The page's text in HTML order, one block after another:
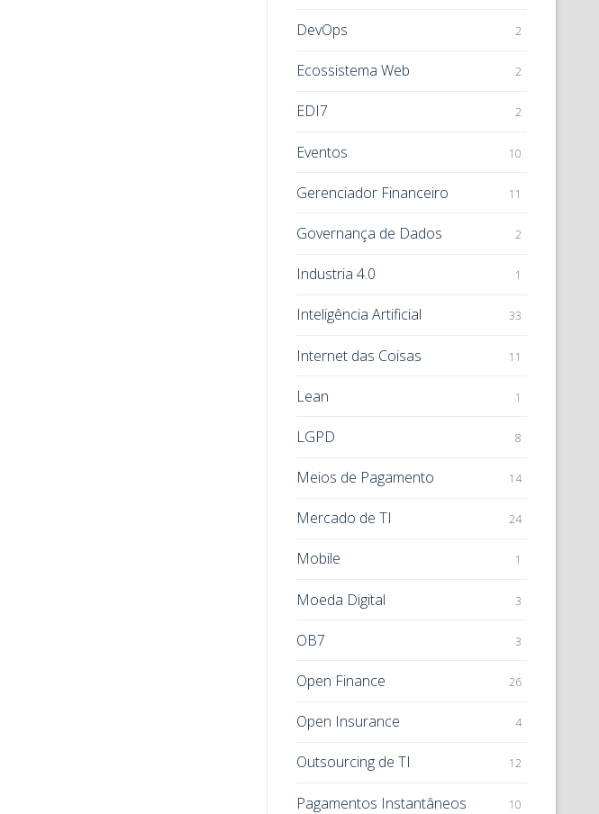
DevOps 2
Ecossistema Web 2
EDI7 2
Eventos 10
Gerenciador Financeiro 11
Governança de Dados 2
Industria 4.0 1
Inteligência Artificial 33
Internet das Coisas 11
Lean 1
LGPD 8
Meios de Pagamento 14
Mercado de TI 24
Mobile 1
Moeda Digital 3
OB7 3
Open Finance 26
Open Insurance 4
Outsourcing de TI 12
Pagamentos Instantâneos 10